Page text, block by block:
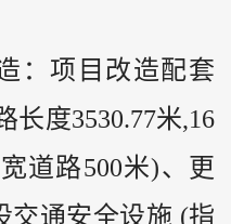
：项目改造配套
长度3530.77米,16
道路500米)、更
交通安全设施 (指